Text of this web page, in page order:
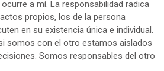
a mí. La responsabilidad radica
propios, los de la persona
en su existencia única e individual.
somos con el otro estamos aislados
Somos responsables del otro